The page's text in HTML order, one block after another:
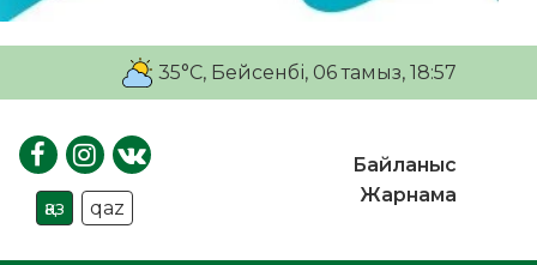
35°C, Бейсенбі, 06 тамыз, 18:57
қаз qaz
Байланыс
Жарнама